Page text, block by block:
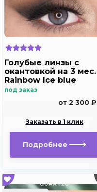
Голубые линзы с
окантовкой на 3 мес.
Rainbow Ice blue
под заказ
от 2 300 ₽
Заказать в 1 клик
Подробнее